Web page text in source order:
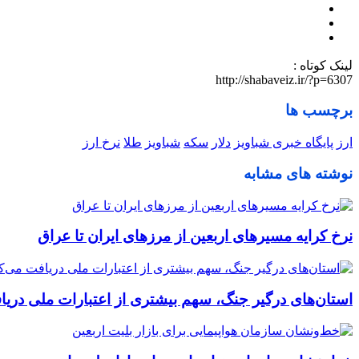
لینک کوتاه :
http://shabaveiz.ir/?p=6307
برچسب ها
ارز پایگاه خبری شباویز دلار سکه شباویز طلا نرخ ارز
نوشته های مشابه
نرخ کرایه مسیرهای اربعین از مرزهای ایران تا عراق
استان‌های درگیر جنگ، سهم بیشتری از اعتبارات ملی